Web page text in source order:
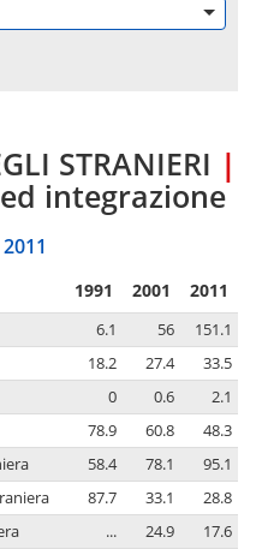
STRANIERI |
integrazione
1991 2001 2011
6.1 56
151.1
18.2 27.4
33.5
0 0.6
2.1
78.9 60.8
48.3
58.4 78.1
95.1
87.7 33.1
28.8
... 24.9
17.6